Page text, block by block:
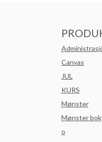
Canvas
JUL
KURS
Mønster
Mønster bok
o